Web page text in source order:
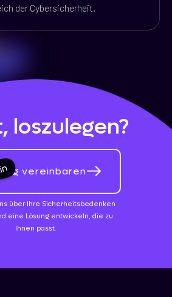
der Cybersicherheit.
loszulegen?
vereinbaren
über Ihre Sicherheitsbedenken
eine Lösung entwickeln, die zu
Ihnen passt.